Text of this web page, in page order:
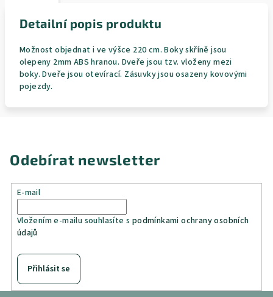
Detailní popis produktu
Možnost objednat i ve výšce 220 cm. Boky skříně jsou
olepeny 2mm ABS hranou. Dveře jsou tzv. vloženy mezi
boky. Dveře jsou otevírací. Zásuvky jsou osazeny kovovými
pojezdy.
Odebírat newsletter
E-mail
Vložením e-mailu souhlasíte s podmínkami ochrany osobních
údajů
Přihlásit se